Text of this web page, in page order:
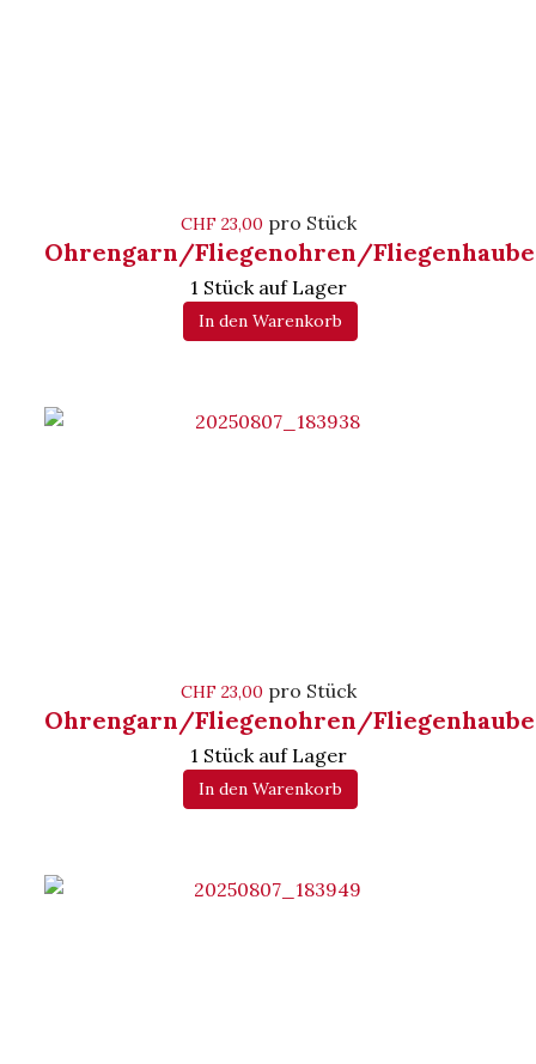
CHF 23,00 pro Stück
Ohrengarn/Fliegenohren/Fliegenhaube
1 Stück auf Lager
In den Warenkorb
CHF 23,00 pro Stück
Ohrengarn/Fliegenohren/Fliegenhaube
1 Stück auf Lager
In den Warenkorb